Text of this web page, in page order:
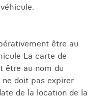
être au
La carte de
être au nom du
doit pas expirer
de la location de la